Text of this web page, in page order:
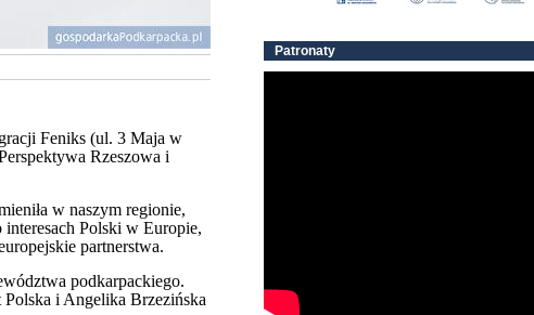
Feniks (ul. 3 Maja w
Rzeszowa i
w naszym regionie,
Polski w Europie,
partnerstwa.
podkarpackiego.
i Angelika Brzezińska
Patronaty